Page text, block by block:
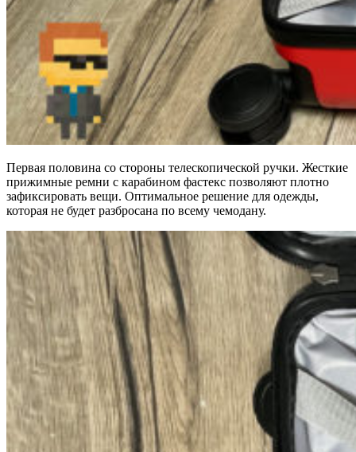
Первая половина со стороны телескопической ручки. Жесткие
прижимные ремни с карабином фастекс позволяют плотно
зафиксировать вещи. Оптимальное решение для одежды,
которая не будет разбросана по всему чемодану.